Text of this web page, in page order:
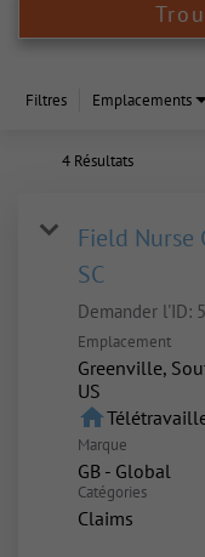
Filtres Emplacements
4 Résultats
Field Nurse
SC
Demander l'ID:
Emplacement
Greenville,
home
Marque
GB - Global
Catégories
Claims